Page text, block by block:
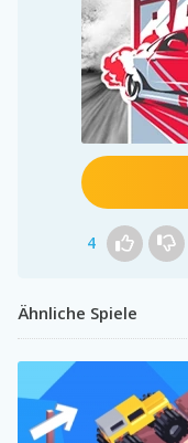
4
Ähnliche Spiele